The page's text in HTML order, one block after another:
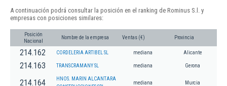
A continuación podrá consultar la posición en el ranking de Rominus S.l. y
empresas con posiciones similares:
Posición
Nacional
Nombre de la empresa Ventas (€) Provincia
214.162 CORDELERIA ARTIBEL SL mediana Alicante
214.163 TRANSCRAMANY SL mediana Gerona
214.164
HNOS. MARIN ALCANTARA
mediana Murcia